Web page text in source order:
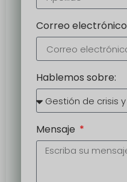
Correo electrónico
Hablemos sobre:
Mensaje